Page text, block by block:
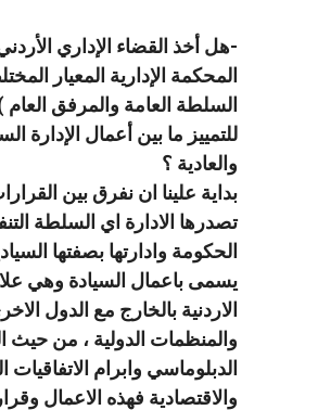
-هل أخذ القضاء الإداري
المحكمة الإدارية المعيار
السلطة العامة والمرفق
للتمييز ما بين أعمال الإدارة
والعادية ؟
بداية علينا ان نفرق بين
تصدرها الادارة اي السلطة
الحكومة وادارتها بصفتها
يسمى باعمال السيادة وهي
الاردنية بالخارج مع الدول
والمنظمات الدولية ، من حيث
الدبلوماسي وابرام الاتفاقيات
والاقتصادية فهذه الاعمال